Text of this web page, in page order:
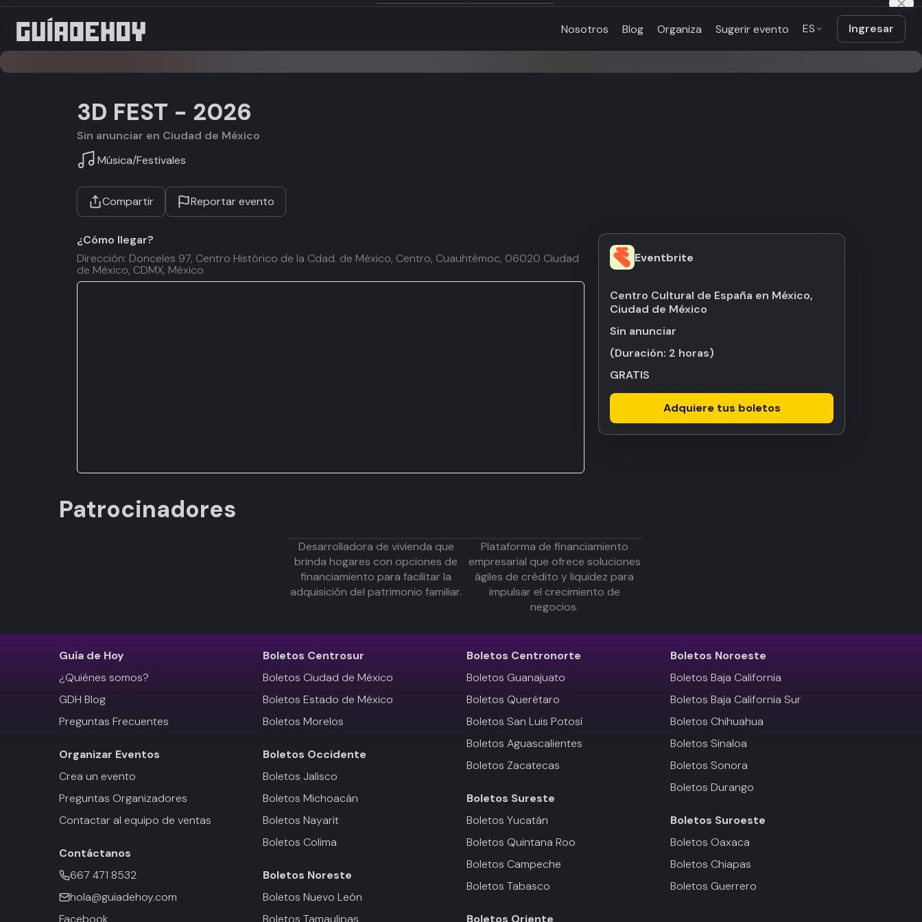
Nosotros Blog Organiza Sugerir evento ES Ingresar
3D FEST - 2026
Sin anunciar en Ciudad de México
Música/Festivales
Compartir Reportar evento
Eventbrite
Centro Cultural de España en México,
Ciudad de México
Sin anunciar
(Duración: 2 horas)
GRATIS
Adquiere tus boletos
¿Cómo llegar?
Dirección: Donceles 97, Centro Histórico de la Cdad. de México, Centro, Cuauhtémoc, 06020 Ciudad
de México, CDMX, México
Patrocinadores
Desarrolladora de vivienda que
brinda hogares con opciones de
financiamiento para facilitar la
adquisición del patrimonio familiar.
Plataforma de financiamiento
empresarial que ofrece soluciones
ágiles de crédito y liquidez para
impulsar el crecimiento de
negocios.
Guía de Hoy
¿Quiénes somos?
GDH Blog
Preguntas Frecuentes
Organizar Eventos
Crea un evento
Preguntas Organizadores
Contactar al equipo de ventas
Contáctanos
667 471 8532
hola@guiadehoy.com
Facebook
Boletos Centrosur
Boletos Ciudad de México
Boletos Estado de México
Boletos Morelos
Boletos Occidente
Boletos Jalisco
Boletos Michoacán
Boletos Nayarit
Boletos Colima
Boletos Noreste
Boletos Nuevo León
Boletos Tamaulipas
Boletos Centronorte
Boletos Guanajuato
Boletos Querétaro
Boletos San Luis Potosí
Boletos Aguascalientes
Boletos Zacatecas
Boletos Sureste
Boletos Yucatán
Boletos Quintana Roo
Boletos Campeche
Boletos Tabasco
Boletos Oriente
Boletos Noroeste
Boletos Baja California
Boletos Baja California Sur
Boletos Chihuahua
Boletos Sinaloa
Boletos Sonora
Boletos Durango
Boletos Suroeste
Boletos Oaxaca
Boletos Chiapas
Boletos Guerrero